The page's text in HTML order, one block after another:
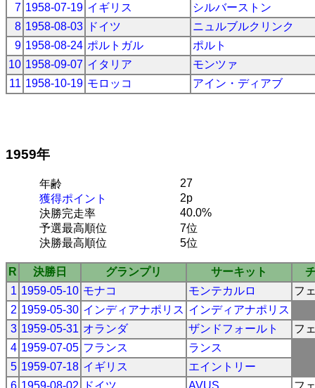
7 1958-07-19 イギリス
シルバーストン
8 1958-08-03 ドイツ
ニュルブルクリンク
9 1958-08-24 ポルトガル
ポルト
10 1958-09-07 イタリア
モンツァ
11 1958-10-19 モロッコ アイン・ディアブ
1959年
年齢
27
獲得ポイント
2p
決勝完走率
40.0%
予選最高順位
7位
決勝最高順位
5位
R 決勝日 グランプリ サーキット
1 1959-05-10 モナコ モンテカルロ
フ
2 1959-05-30 インディアナポリス インディアナポリス
3 1959-05-31 オランダ ザンドフォールト
フ
4 1959-07-05 フランス
ランス
5 1959-07-18 イギリス
エイントリー
6 1959-08-02 ドイツ AVUS フ